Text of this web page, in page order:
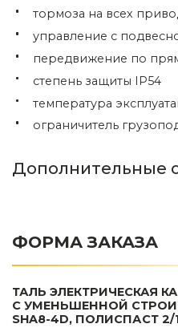
тормоза на всех
управление с
передвижение по
степень защиты IP54
температура
ограничитель
Дополнительные
ФОРМА ЗАКАЗА
ТАЛЬ ЭЛЕКТРИЧЕСКАЯ
С УМЕНЬШЕННОЙ
SHA8-4D, ПОЛИСПАСТ 2/